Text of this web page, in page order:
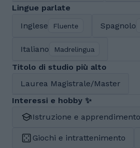
Lingue parlate
Inglese
Fluente Spagnolo
Italiano Madrelingua
Titolo di studio più alto
Laurea Magistrale/Master
Interessi e hobby ✨
Istruzione e apprendimento
Giochi e intrattenimento